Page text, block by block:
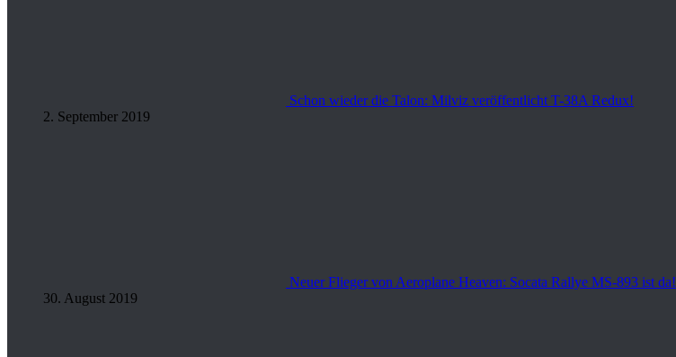
Schon wieder die Talon: Milviz veröffentlicht T-38A Redux!
2. September 2019
Neuer Flieger von Aeroplane Heaven: Socata Rallye MS-893 ist da!
30. August 2019